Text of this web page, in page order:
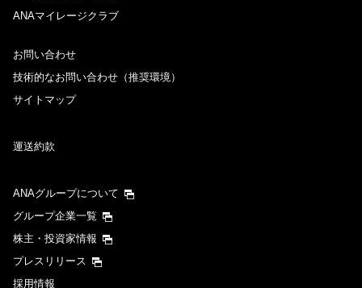
ANAマイレージクラブ
お問い合わせ
技術的なお問い合わせ（推奨環境）
サイトマップ
運送約款
ANAグループについて
グループ企業一覧
株主・投資家情報
プレスリリース
採用情報